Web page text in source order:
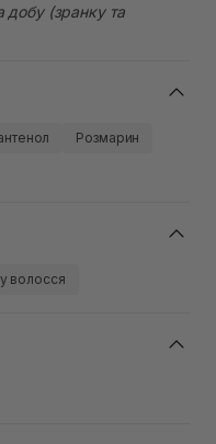
добу (зранку та
Розмарин
волосся